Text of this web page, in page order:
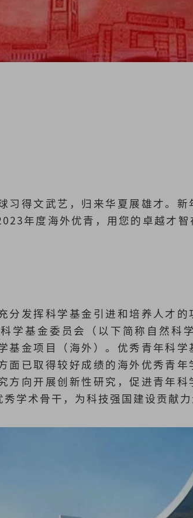
得文武艺，归来华夏展雄才。新
年度海外优青，用您的卓越才
分发挥科学基金引进和培养人才的
学基金委员会（以下简称自然科
基金项目（海外）。优秀青年科学
面已取得较好成绩的海外优秀青年
方向开展创新性研究，促进青年科
学术骨干，为科技强国建设贡献力